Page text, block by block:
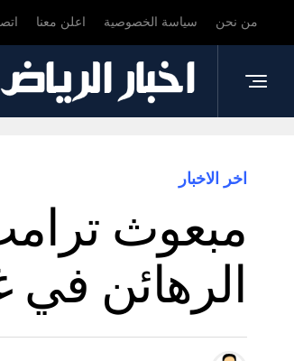
من نحن سياسة الخصوصية اعلن معنا
اخر الاخبار
مبعوث
الرهائن في